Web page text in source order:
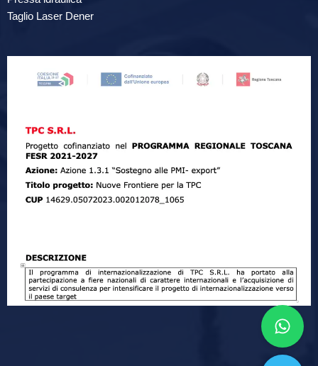
Taglio Laser Dener